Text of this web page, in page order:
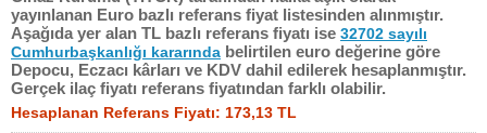
yayınlanan Euro bazlı referans fiyat listesinden alınmıştır.
Aşağıda yer alan TL bazlı referans fiyatı ise 32702 sayılı
Cumhurbaşkanlığı kararında belirtilen euro değerine göre
Depocu, Eczacı kârları ve KDV dahil edilerek hesaplanmıştır.
Gerçek ilaç fiyatı referans fiyatından farklı olabilir.
Hesaplanan Referans Fiyatı: 173,13 TL